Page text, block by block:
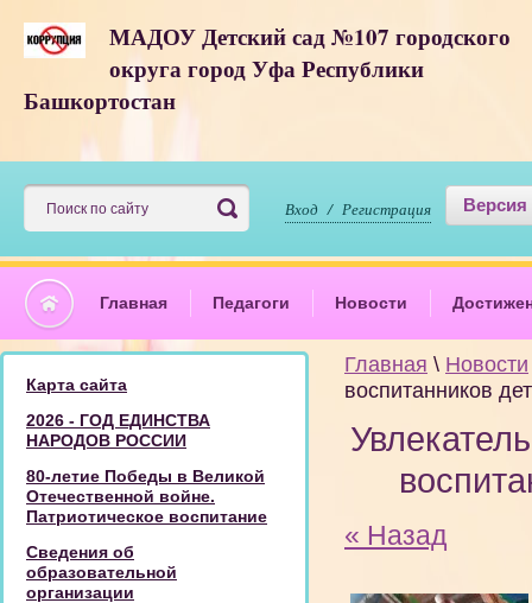
МАДОУ Детский сад №107 городского
округа город Уфа Республики
Башкортостан
Вход / Регистрация
Главная Педагоги Новости
Главная \ Новости
воспитанников
« Назад
Карта сайта
2026 - ГОД ЕДИНСТВА
НАРОДОВ РОССИИ
80-летие Победы в Великой
Отечественной войне.
Патриотическое воспитание
Сведения об
образовательной
организации